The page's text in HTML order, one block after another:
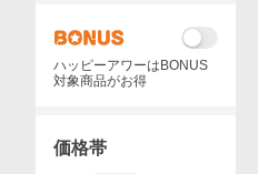
ハッピーアワーはBONUS
対象商品がお得
価格帯